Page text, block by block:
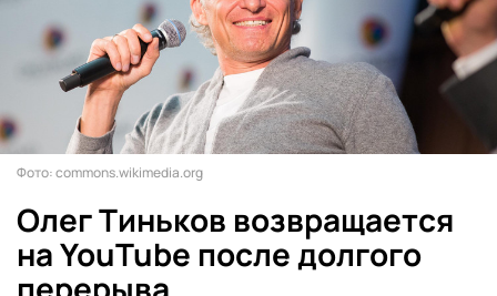
Фото: commons.wikimedia.org
Олег Тиньков возвращается
на YouTube после долгого